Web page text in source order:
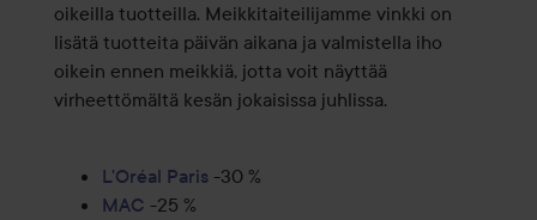
oikeilla tuotteilla. Meikkitaiteilijamme vinkki on
lisätä tuotteita päivän aikana ja valmistella iho
oikein ennen meikkiä, jotta voit näyttää
virheettömältä kesän jokaisissa juhlissa.
L'Oréal Paris-30 %
MAC -25 %